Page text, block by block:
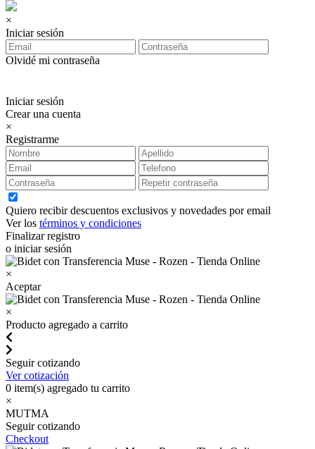
×
Iniciar sesión
Olvidé mi contraseña
Iniciar sesión
Crear una cuenta
×
Registrarme
Quiero recibir descuentos exclusivos y novedades por email
Ver los términos y condiciones
Finalizar registro
o iniciar sesión
×
Aceptar
×
Producto agregado a carrito
Seguir cotizando
Ver cotización
0 item(s) agregado tu carrito
×
MUTMA
Seguir cotizando
Checkout